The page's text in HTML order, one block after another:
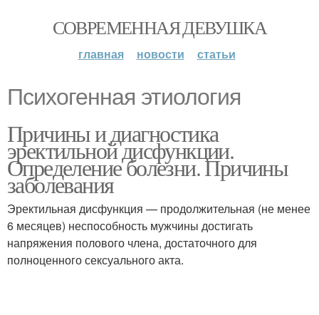
СОВРЕМЕННАЯ ДЕВУШКА
главная новости статьи
Психогенная этиология
Причины и диагностика
эректильной дисфункции.
Определение болезни. Причины
заболевания
Эректильная дисфункция — продолжительная (не менее
6 месяцев) неспособность мужчины достигать
напряжения полового члена, достаточного для
полноценного сексуального акта.